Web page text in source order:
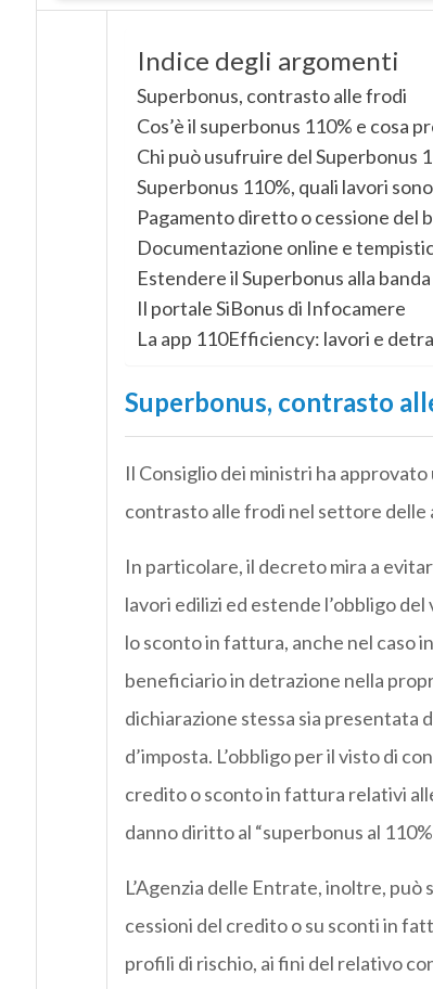
Indice degli argomenti
Superbonus, contrasto alle frodi
Cos’è il superbonus 110% e cosa
Chi può usufruire del Superbonus
Superbonus 110%, quali lavori
Pagamento diretto o cessione del
Documentazione online e
Estendere il Superbonus alla
Il portale SiBonus di Infocamere
La app 110Efficiency: lavori e
Superbonus, contrasto
Il Consiglio dei ministri ha
contrasto alle frodi nel settore delle
In particolare, il decreto mira a
lavori edilizi ed estende l’obbligo
lo sconto in fattura, anche nel caso
beneficiario in detrazione nella
dichiarazione stessa sia
d’imposta. L’obbligo per il visto di
credito o sconto in fattura relativi
danno diritto al “superbonus al
L’Agenzia delle Entrate, inoltre,
cessioni del credito o su sconti in
profili di rischio, ai fini del relativo